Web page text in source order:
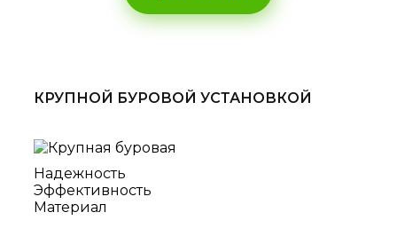
КРУПНОЙ БУРОВОЙ УСТАНОВКОЙ
Надежность
Эффективность
Материал